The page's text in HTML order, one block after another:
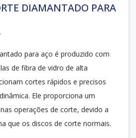
DIAMANTADO PARA
para aço é produzido com
de fibra de vidro de alta
cortes rápidos e precisos
Ele proporciona um
operações de corte, devido a
que os discos de corte normais.